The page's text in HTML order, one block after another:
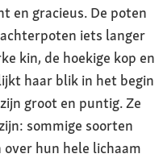
en gracieus. De poten
iets langer
kin, de hoekige kop en
haar blik in het begin
groot en puntig. Ze
sommige soorten
hun hele lichaam